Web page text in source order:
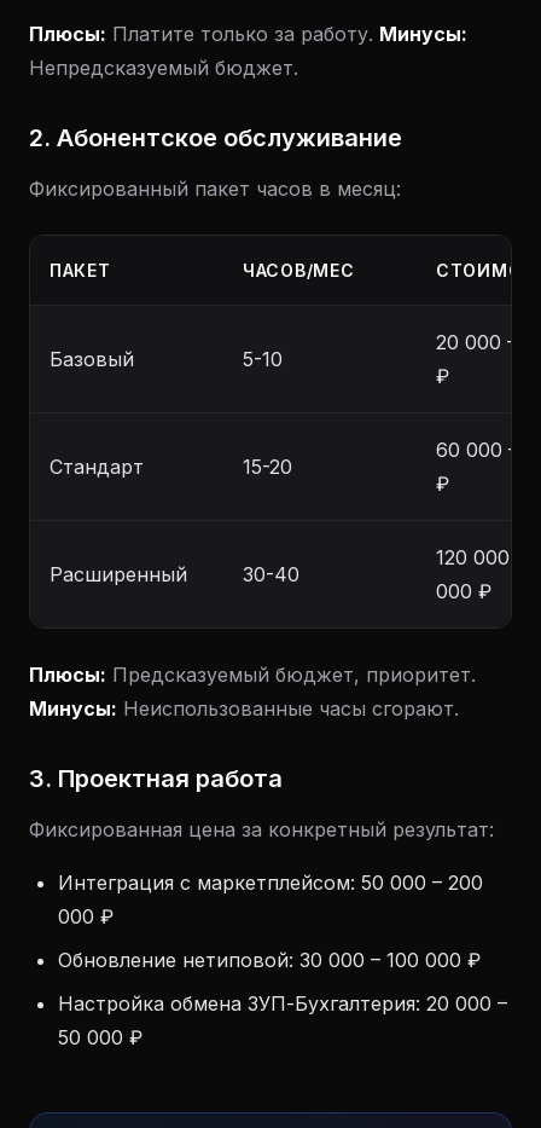
Плюсы: Платите только за работу. Минусы:
Непредсказуемый бюджет.
2. Абонентское обслуживание
Фиксированный пакет часов в месяц:
ПАКЕТ ЧАСОВ/МЕС
Базовый 5-10
20 000 –
₽
Стандарт 15-20
60 000 –
₽
Расширенный 30-40
120 000 –
000 ₽
Плюсы: Предсказуемый бюджет, приоритет.
Минусы: Неиспользованные часы сгорают.
3. Проектная работа
Фиксированная цена за конкретный результат:
Интеграция с маркетплейсом: 50 000 – 200
000 ₽
Обновление нетиповой: 30 000 – 100 000 ₽
Настройка обмена ЗУП-Бухгалтерия: 20 000 –
50 000 ₽